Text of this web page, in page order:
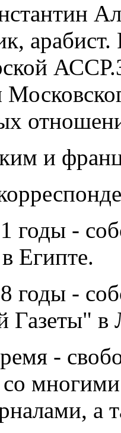
арабист.
и
годы -
Египте.
годы -
Газеты" в
-
со
а